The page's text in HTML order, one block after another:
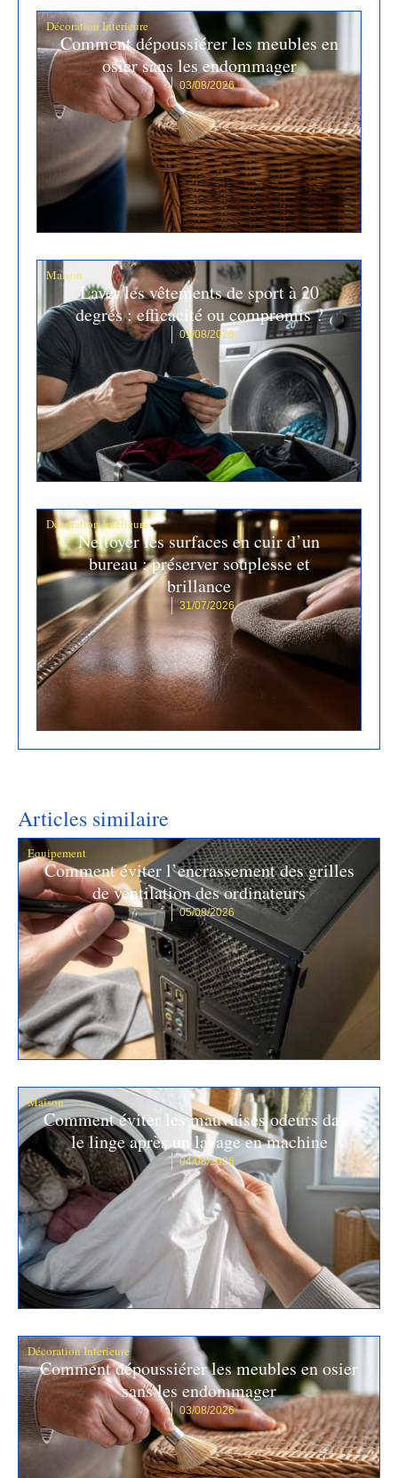
Décoration Interieure
Comment dépoussiérer les meubles en
osier sans les endommager
03/08/2026
Maison
Laver les vêtements de sport à 20
degrés : efficacité ou compromis ?
01/08/2026
Décoration Interieure
Nettoyer les surfaces en cuir d’un
bureau : préserver souplesse et
brillance
31/07/2026
Articles similaire
Equipement
Comment éviter l’encrassement des grilles
de ventilation des ordinateurs
05/08/2026
Maison
Comment éviter les mauvaises odeurs dans
le linge après un lavage en machine
04/08/2026
Décoration Interieure
Comment dépoussiérer les meubles en osier
sans les endommager
03/08/2026